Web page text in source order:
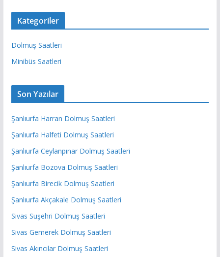
Kategoriler
Dolmuş Saatleri
Minibüs Saatleri
Son Yazılar
Şanlıurfa Harran Dolmuş Saatleri
Şanlıurfa Halfeti Dolmuş Saatleri
Şanlıurfa Ceylanpınar Dolmuş Saatleri
Şanlıurfa Bozova Dolmuş Saatleri
Şanlıurfa Birecik Dolmuş Saatleri
Şanlıurfa Akçakale Dolmuş Saatleri
Sivas Suşehri Dolmuş Saatleri
Sivas Gemerek Dolmuş Saatleri
Sivas Akıncılar Dolmuş Saatleri